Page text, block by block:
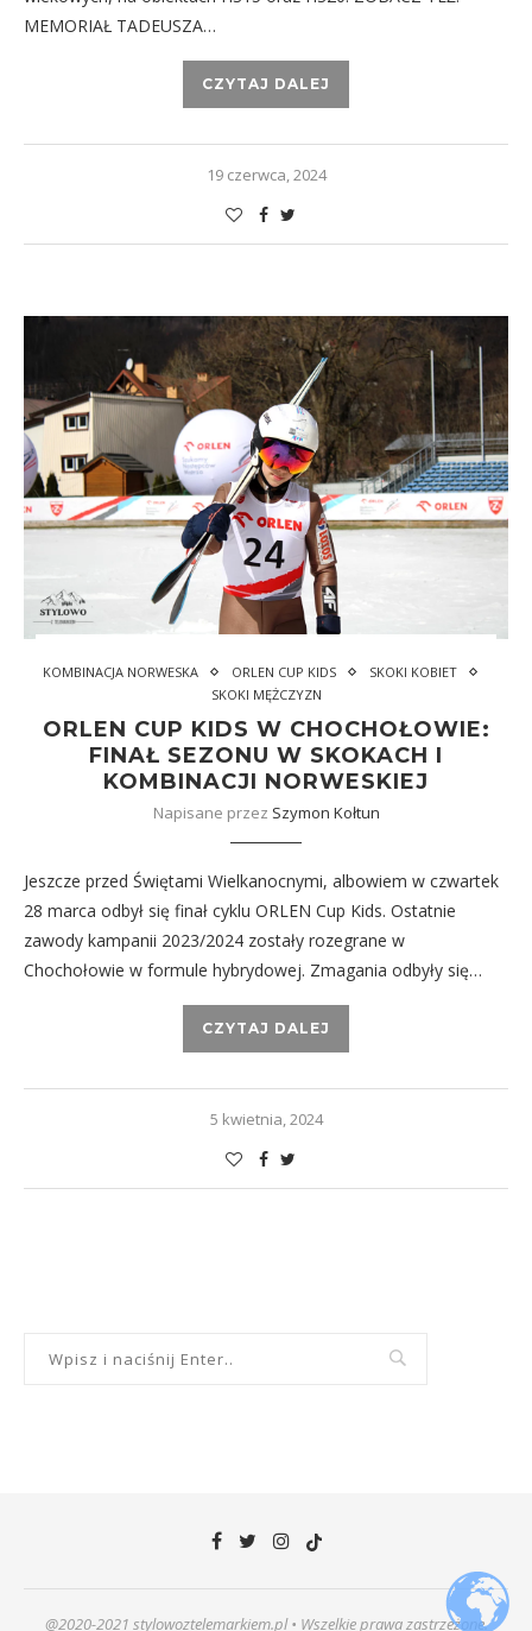
MEMORIAŁ TADEUSZA…
CZYTAJ DALEJ
19 czerwca, 2024
KOMBINACJA NORWESKA ORLEN CUP KIDS
SKOKI KOBIET
SKOKI MĘŻCZYZN
ORLEN CUP KIDS W CHOCHOŁOWIE:
FINAŁ SEZONU W SKOKACH I
KOMBINACJI NORWESKIEJ
Napisane przez Szymon Kołtun
Jeszcze przed Świętami Wielkanocnymi, albowiem w czwartek
28 marca odbył się finał cyklu ORLEN Cup Kids. Ostatnie
zawody kampanii 2023/2024 zostały rozegrane w
Chochołowie w formule hybrydowej. Zmagania odbyły się…
CZYTAJ DALEJ
5 kwietnia, 2024
@2020-2021 stylowoztelemarkiem.pl • Wszelkie prawa zastrzeżone.